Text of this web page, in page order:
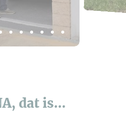
dat is...